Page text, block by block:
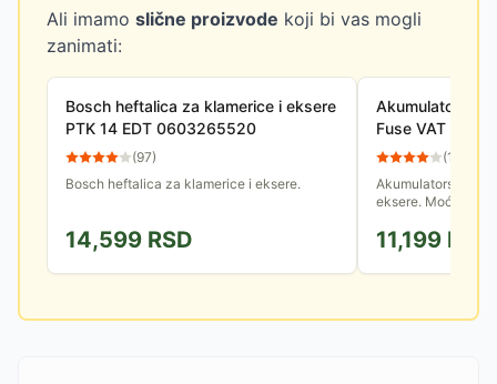
Ali imamo slične proizvode koji bi vas mogli
zanimati:
Bosch heftalica za klamerice i eksere
PTK 14 EDT 0603265520
(97)
Bosch heftalica za klamerice i eksere.
14,599 RSD
Akumulatorska
Fuse VAT 3520
punjača
(15
Akumulatorska
eksere. Moćan
isporučuju uz
11,199 RSD